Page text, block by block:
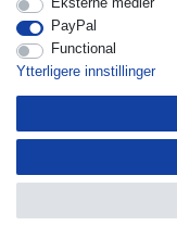
PayPal
Functional
Ytterligere innstillinger